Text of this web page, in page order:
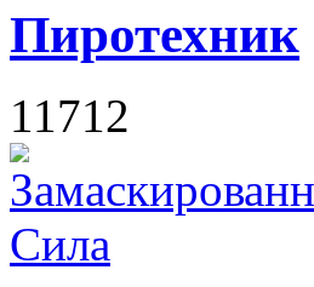
Пиротехник
11712